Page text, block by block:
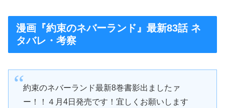
漫画『約束のネバーランド』最新83話 ネ
タバレ・考察
約束のネバーランド最新8巻書影出ましたァ
ー！！４月4日発売です！宜しくお願いします